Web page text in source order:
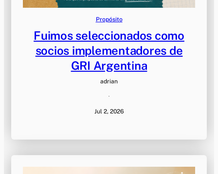
Propósito
Fuimos seleccionados como
socios implementadores de
GRI Argentina
adrian
·
Jul 2, 2026